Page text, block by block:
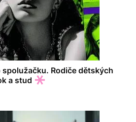
Rodiče dětských
a stud